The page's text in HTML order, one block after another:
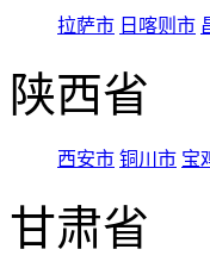
拉萨市 日喀则市
陕西省
西安市 铜川市 宝
甘肃省